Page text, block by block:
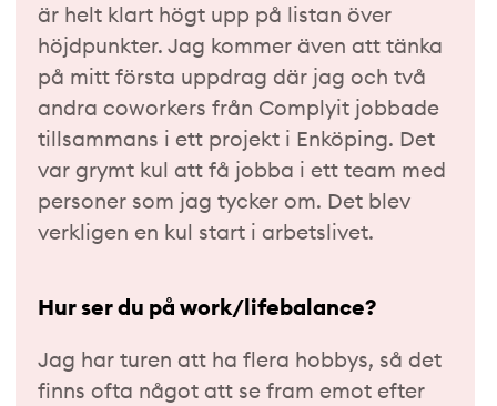
är helt klart högt upp på listan över
höjdpunkter. Jag kommer även att tänka
på mitt första uppdrag där jag och två
andra coworkers från Complyit jobbade
tillsammans i ett projekt i Enköping. Det
var grymt kul att få jobba i ett team med
personer som jag tycker om. Det blev
verkligen en kul start i arbetslivet.
Hur ser du på work/lifebalance?
Jag har turen att ha flera hobbys, så det
finns ofta något att se fram emot efter